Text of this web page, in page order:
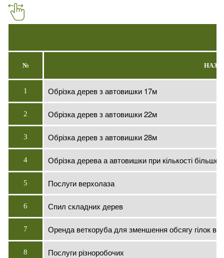
№
1 Обрізка дерев з автовишки 17м
2 Обрізка дерев з автовишки 22м
3 Обрізка дерев з автовишки 28м
4 Обрізка дерева а автовишки при кількості більше
5 Послуги верхолаза
6 Спил складних дерев
7 Оренда веткоруба для зменшення обсягу гілок в 5
8 Послуги різноробочих